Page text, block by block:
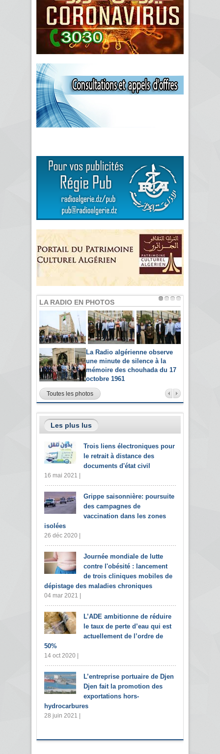
LA RADIO EN PHOTOS
La Radio algérienne observe
une minute de silence à la
mémoire des chouhada du 17
octobre 1961
Toutes les photos
Les plus lus
Trois liens électroniques pour
le retrait à distance des
documents d'état civil
16 mai 2021 |
Grippe saisonnière: poursuite
des campagnes de
vaccination dans les zones
isolées
26 déc 2020 |
Journée mondiale de lutte
contre l'obésité : lancement
de trois cliniques mobiles de
dépistage des maladies chroniques
04 mar 2021 |
L’ADE ambitionne de réduire
le taux de perte d’eau qui est
actuellement de l’ordre de
50%
14 oct 2020 |
L’entreprise portuaire de Djen
Djen fait la promotion des
exportations hors-
hydrocarbures
28 juin 2021 |